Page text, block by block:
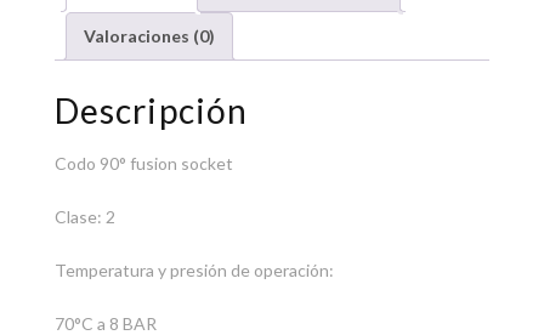
Valoraciones (0)
Descripción
Codo 90° fusion socket
Clase: 2
Temperatura y presión de operación:
70°C a 8 BAR